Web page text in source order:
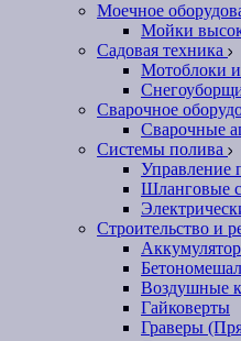
Моечное
Мойки
Садовая техника
Мотоблоки и
Сварочное
Сварочные
Системы полива
Управление
Шланговые
Строительство и
Воздушные
Гайковерты
Граверы